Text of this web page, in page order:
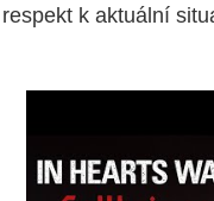
respekt k aktuální